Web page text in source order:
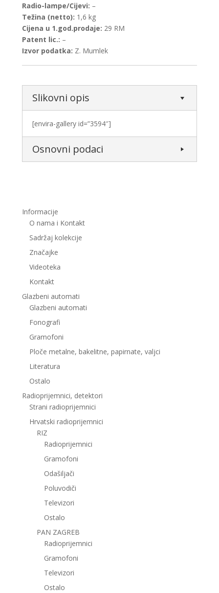
Radio-lampe/Cijevi: –
Težina (netto): 1,6 kg
Cijena u 1.god.prodaje: 29 RM
Patent lic.: –
Izvor podatka: Z. Mumlek
Slikovni opis
[envira-gallery id=”3594″]
Osnovni podaci
Informacije
O nama i Kontakt
Sadržaj kolekcije
Značajke
Videoteka
Kontakt
Glazbeni automati
Glazbeni automati
Fonografi
Gramofoni
Ploče metalne, bakelitne, papirnate, valjci
Literatura
Ostalo
Radioprijemnici, detektori
Strani radioprijemnici
Hrvatski radioprijemnici
RIZ
Radioprijemnici
Gramofoni
Odašiljači
Poluvodiči
Televizori
Ostalo
PAN ZAGREB
Radioprijemnici
Gramofoni
Televizori
Ostalo